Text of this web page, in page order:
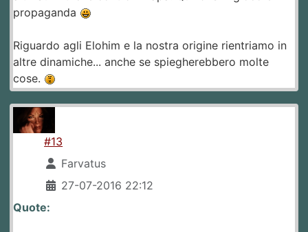
propaganda
Riguardo agli Elohim e la nostra origine rientriamo in
altre dinamiche... anche se spiegherebbero molte
cose.
#13
Farvatus
27-07-2016 22:12
Quote: